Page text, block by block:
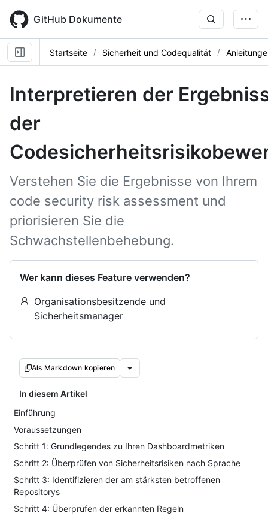
main
content
GitHub Dokumente
Startseite Sicherheit und Codequalität
Interpretieren der
der
Verstehen Sie die Ergebnisse von Ihrem
code security risk assessment und
priorisieren Sie die
Schwachstellenbehebung.
Wer kann dieses Feature verwenden?
Organisationsbesitzende und
Sicherheitsmanager
Als Markdown kopieren
In diesem Artikel
Einführung
Voraussetzungen
Schritt 1: Grundlegendes zu Ihren Dashboardmetriken
Schritt 2: Überprüfen von Sicherheitsrisiken nach Sprache
Schritt 3: Identifizieren der am stärksten betroffenen
Repositorys
Schritt 4: Überprüfen der erkannten Regeln